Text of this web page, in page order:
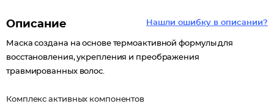
Нашли ошибку в описании?
Описание
Маска создана на основе термоактивной формулы для
восстановления, укрепления и преображения
травмированных волос.
Комплекс активных компонентов